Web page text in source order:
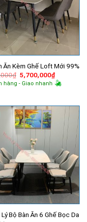
Ăn Kèm Ghế Loft Mới 99%
₫ Giá
gốc
là:
5,700,000₫Giá
hiện
tại
hàng - Giao nhanh
Bộ Bàn Ăn 6 Ghế Bọc Da